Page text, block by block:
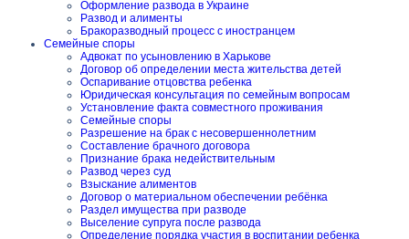
Оформление развода в Украине
Развод и алименты
Бракоразводный процесс с иностранцем
Семейные споры
Адвокат по усыновлению в Харькове
Договор об определении места жительства детей
Оспаривание отцовства ребенка
Юридическая консультация по семейным вопросам
Установление факта совместного проживания
Семейные споры
Разрешение на брак с несовершеннолетним
Составление брачного договора
Признание брака недействительным
Развод через суд
Взыскание алиментов
Договор о материальном обеспечении ребёнка
Раздел имущества при разводе
Выселение супруга после развода
Определение порядка участия в воспитании ребенка